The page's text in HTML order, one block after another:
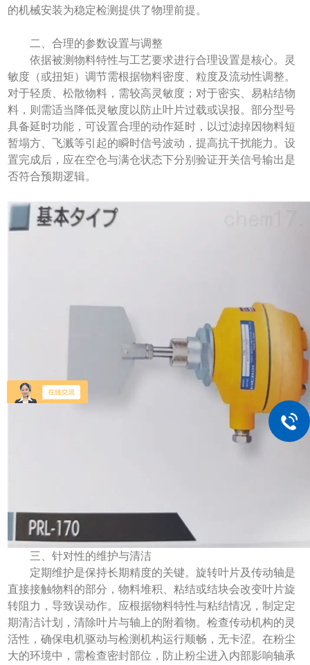
的机械安装为稳定检测提供了物理前提。
二、合理的参数设置与调整
依据被测物料特性与工艺要求进行合理设置是核心。灵
敏度（或扭矩）调节需根据物料密度、粒度及流动性调整。
对于轻质、松散物料，需较高灵敏度；对于密实、易粘结物
料，则需适当降低灵敏度以防止叶片过载或误报。部分型号
具备延时功能，可设置合理的动作延时，以过滤掉因物料短
暂塌方、飞溅等引起的瞬时信号波动，提高抗干扰能力。设
置完成后，应在空仓与满仓状态下分别验证开关信号输出是
否符合预期逻辑。
三、针对性的维护与清洁
定期维护是保持长期精度的关键。旋转叶片及传动轴是
直接接触物料的部分，物料堆积、粘结或结块会改变叶片旋
转阻力，导致误动作。应根据物料特性与粘结情况，制定定
期清洁计划，清除叶片与轴上的附着物。检查传动机构的灵
活性，确保电机驱动与检测机构运行顺畅，无卡涩。在粉尘
大的环境中，需检查密封部位，防止粉尘进入内部影响轴承